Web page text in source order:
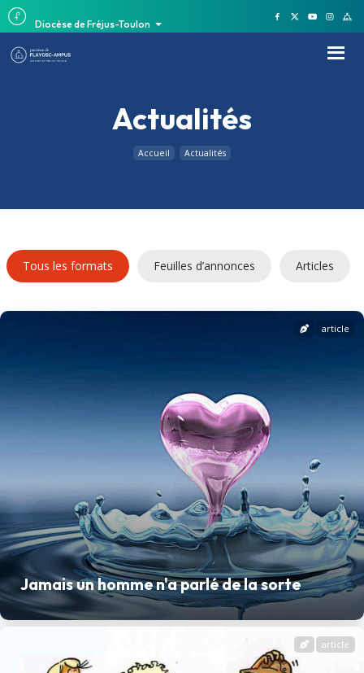
Diocèse de Fréjus-Toulon
Actualités
Accueil Actualités
Tous les formats Feuilles d’annonces Articles
Jamais un homme n'a parlé de la sorte
article
article